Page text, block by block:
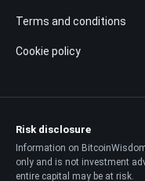
Terms and conditions
Cookie policy
Risk disclosure
Information on
only and is not investment
entire capital may be at risk.